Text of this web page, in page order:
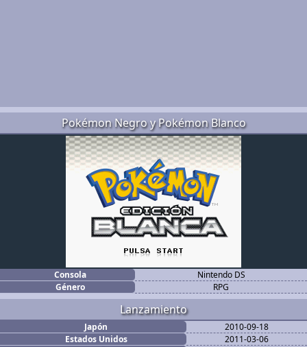
Pokémon Negro y Pokémon Blanco
Consola
Nintendo DS
Género
RPG
Lanzamiento
Japón
2010-09-18
Estados Unidos
2011-03-06